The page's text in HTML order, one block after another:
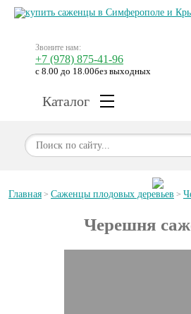
Звоните нам:
+7 (978) 875-41-96
с 8.00 до 18.00без выходных
Каталог
Главная > Саженцы плодовых деревьев >
Черешня